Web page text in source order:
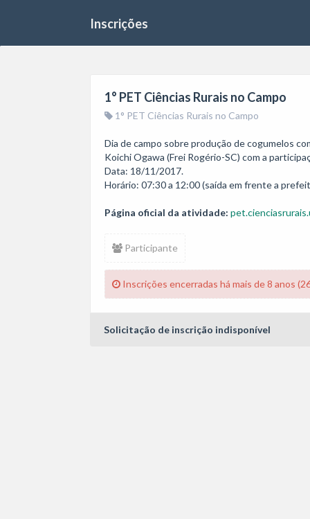
Inscrições
1° PET Ciências Rurais no Campo
1° PET Ciências Rurais no Campo
Dia de campo sobre produção de cogumelos
Koichi Ogawa (Frei Rogério-SC) com a
Data: 18/11/2017.
Horário: 07:30 a 12:00 (saída em frente a
Página oficial da atividade:
Participante
Inscrições encerradas há mais de 8 anos
Solicitação de inscrição indisponível